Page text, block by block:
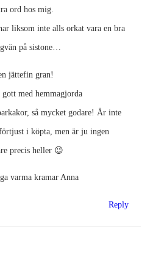
ord hos mig.
liksom inte alls orkat vara en bra
på sistone…
jättefin gran!
gott med hemmagjorda
så mycket godare! Är inte
i köpta, men är ju ingen
precis heller 😉
varma kramar Anna
Reply